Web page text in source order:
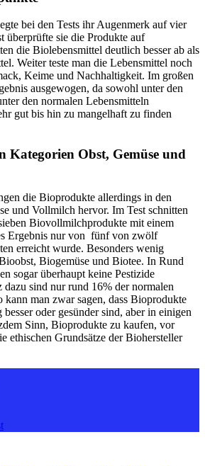
bei den Tests ihr Augenmerk auf vier
überprüfte sie die Produkte auf
die Biolebensmittel deutlich besser ab als
Weiter teste man die Lebensmittel noch
Keime und Nachhaltigkeit. Im großen
ausgewogen, da sowohl unter den
den normalen Lebensmitteln
gut bis hin zu mangelhaft zu finden
Kategorien Obst, Gemüse und
die Bioprodukte allerdings in den
und Vollmilch hervor. Im Test schnitten
Biovollmilchprodukte mit einem
Ergebnis nur von fünf von zwölf
erreicht wurde. Besonders wenig
Biogemüse und Biotee. In Rund
sogar überhaupt keine Pestizide
dazu sind nur rund 16% der normalen
kann man zwar sagen, dass Bioprodukte
oder gesünder sind, aber in einigen
Sinn, Bioprodukte zu kaufen, vor
ethischen Grundsätze der Biohersteller